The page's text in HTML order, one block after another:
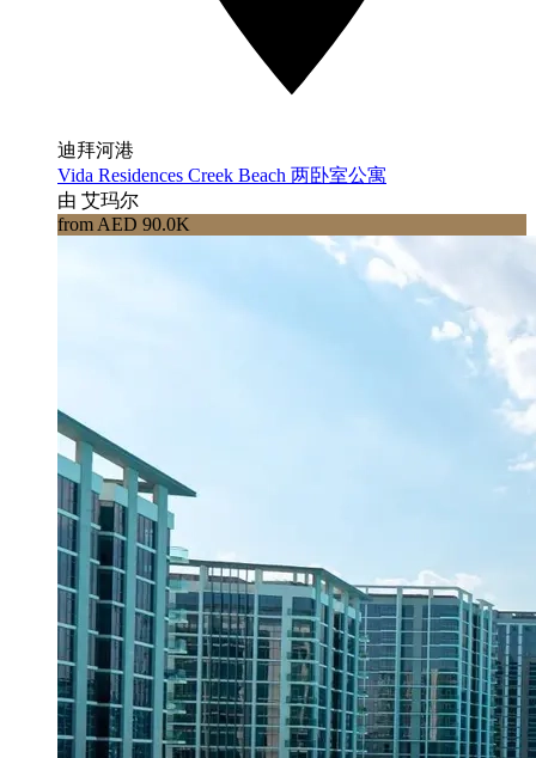
迪拜河港
Vida Residences Creek Beach 两卧室公寓
由 艾玛尔
from AED 90.0K